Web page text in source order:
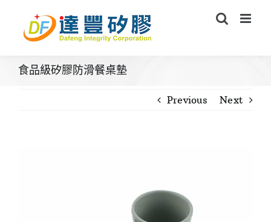
content
食品級矽膠防滑餐桌墊
Previous Next